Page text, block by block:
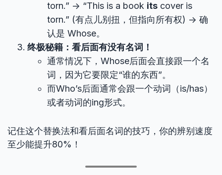
torn.” -> “This is a book its cover is
torn.” (有点儿别扭，但指向所有权) -> 确
认是 Whose。
终极秘籍：看后面有没有名词！
通常情况下，Whose后面会直接跟一个名
词，因为它要限定“谁的东西”。
而Who’s后面通常会跟一个动词（is/has）
或者动词的ing形式。
记住这个替换法和看后面名词的技巧，你的辨别速度
至少能提升80%！